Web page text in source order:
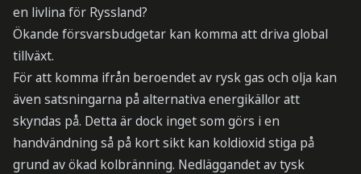
en livlina för Ryssland?
Ökande försvarsbudgetar kan komma att driva global
tillväxt.
För att komma ifrån beroendet av rysk gas och olja kan
även satsningarna på alternativa energikällor att
skyndas på. Detta är dock inget som görs i en
handvändning så på kort sikt kan koldioxid stiga på
grund av ökad kolbränning. Nedläggandet av tysk